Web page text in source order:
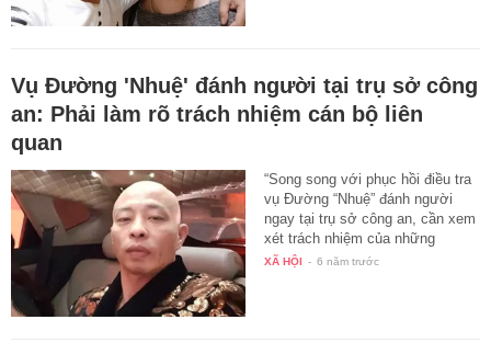
Vụ Đường 'Nhuệ' đánh người tại trụ sở công
an: Phải làm rõ trách nhiệm cán bộ liên
quan
“Song song với phục hồi điều tra
vụ Đường “Nhuệ” đánh người
ngay tại trụ sở công an, cần xem
xét trách nhiệm của những
người…
XÃ HỘI - 6 năm trước